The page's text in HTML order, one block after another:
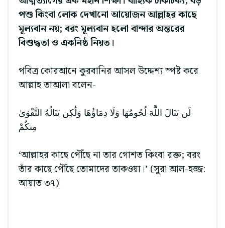
পশু কিংবা লোক দেখানো আয়োজন আল্লাহর কাছে
মূল্যবান নয়; বরং মূল্যবান হলো বান্দার অন্তরের
বিশুদ্ধতা ও একনিষ্ঠ নিয়ত।
পবিত্র কোরআনে কুরবানির আসল উদ্দেশ্য স্পষ্ট করে
আল্লাহ তাআলা বলেন-
لَن يَنَالَ اللَّهَ لُحُومُهَا وَلَا دِمَاؤُهَا وَلَٰكِن يَنَالُهُ التَّقْوَىٰ
مِنكُمْ
‘আল্লাহর কাছে পৌঁছে না তার গোশত কিংবা রক্ত; বরং
তাঁর কাছে পৌঁছে তোমাদের তাকওয়া।’ (সুরা আল-হজ্জ:
আয়াত ৩৭)